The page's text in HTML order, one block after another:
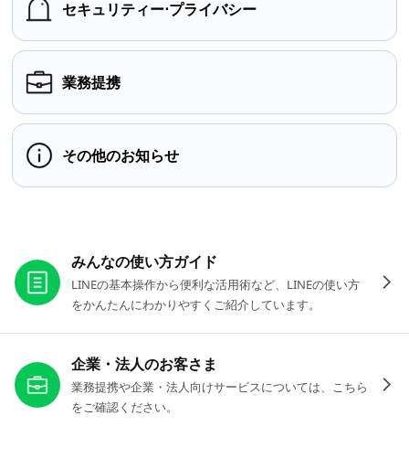
セキュリティー⋅プライバシー
業務提携
その他のお知らせ
みんなの使い方ガイド
LINEの基本操作から便利な活用術など、LINEの使い方
をかんたんにわかりやすくご紹介しています。
企業・法人のお客さま
業務提携や企業・法人向けサービスについては、こちら
をご確認ください。